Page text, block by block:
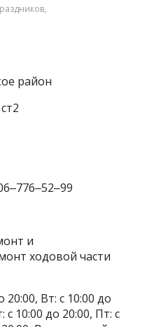
,
район
и
ходовой части
Вт: с 10:00 до
с 10:00 до 20:00, Пт: с